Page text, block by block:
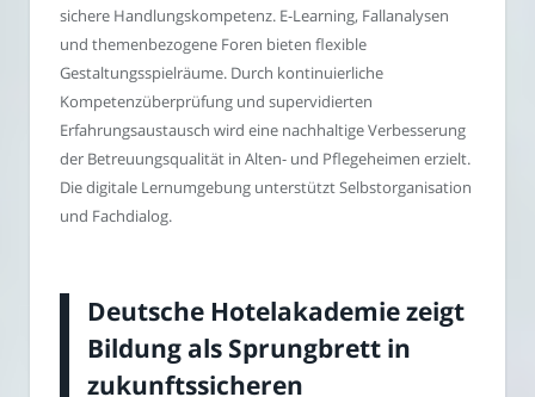
sichere Handlungskompetenz. E-Learning, Fallanalysen
und themenbezogene Foren bieten flexible
Gestaltungsspielräume. Durch kontinuierliche
Kompetenzüberprüfung und supervidierten
Erfahrungsaustausch wird eine nachhaltige Verbesserung
der Betreuungsqualität in Alten- und Pflegeheimen erzielt.
Die digitale Lernumgebung unterstützt Selbstorganisation
und Fachdialog.
Deutsche Hotelakademie zeigt
Bildung als Sprungbrett in
zukunftssicheren